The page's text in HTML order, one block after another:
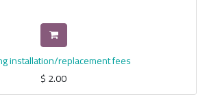
installation/replacement fees
$2.00